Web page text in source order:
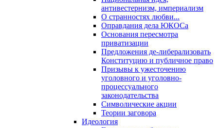
антивестернизм, империализм
О странностях любви...
Оправдания дела ЮКОСа
Основания пересмотра
приватизации
Предложения де-либерализовать
Конституцию и публичное право
Призывы к ужесточению
уголовного и уголовно-
процессуального
законодательства
Символические акции
Теории заговора
Идеология